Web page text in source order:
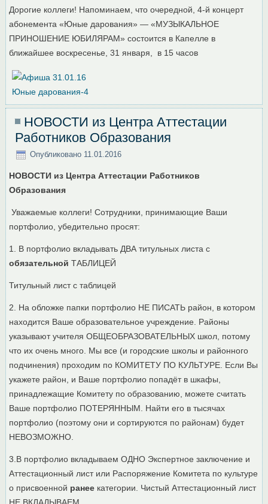
Дорогие коллеги! Напоминаем, что очередной, 4-й концерт
абонемента «Юные дарования» — «МУЗЫКАЛЬНОЕ
ПРИНОШЕНИЕ ЮБИЛЯРАМ» состоится в Капелле в
ближайшее воскресенье, 31 января, в 15 часов
НОВОСТИ из Центра Аттестации
Работников Образования
Опубликовано 11.01.2016
НОВОСТИ из Центра Аттестации Работников
Образования
Уважаемые коллеги! Сотрудники, принимающие Ваши
портфолио, убедительно просят:
1. В портфолио вкладывать ДВА титульных листа с
обязательной ТАБЛИЦЕЙ
Титульный лист с таблицей
2. На обложке папки портфолио НЕ ПИСАТЬ район, в котором
находится Ваше образовательное учреждение. Районы
указывают учителя ОБЩЕОБРАЗОВАТЕЛЬНЫХ школ, потому
что их очень много. Мы все (и городские школы и районного
подчинения) проходим по КОМИТЕТУ ПО КУЛЬТУРЕ. Если Вы
укажете район, и Ваше портфолио попадёт в шкафы,
принадлежащие Комитету по образованию, можете считать
Ваше портфолио ПОТЕРЯННЫМ. Найти его в тысячах
портфолио (поэтому они и сортируются по районам) будет
НЕВОЗМОЖНО.
3.В портфолио вкладываем ОДНО Экспертное заключение и
Аттестационный лист или Распоряжение Комитета по культуре
о присвоенной ранее категории. Чистый Аттестационный лист